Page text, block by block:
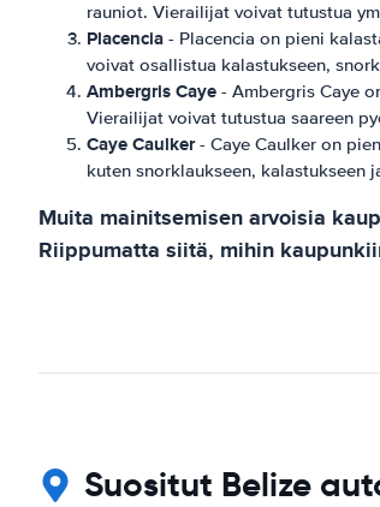
rauniot. Vierailijat voivat tutustua
Placencia - Placencia on pieni
voivat osallistua kalastukseen,
Ambergris Caye - Ambergris Caye
Vierailijat voivat tutustua saareen
Caye Caulker- Caye Caulker on
kuten snorklaukseen, kalastukseen
Muita mainitsemisen arvoisia
Riippumatta siitä, mihin
Suositut Belize